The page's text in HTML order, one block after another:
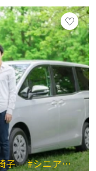
子 #シニア連れ